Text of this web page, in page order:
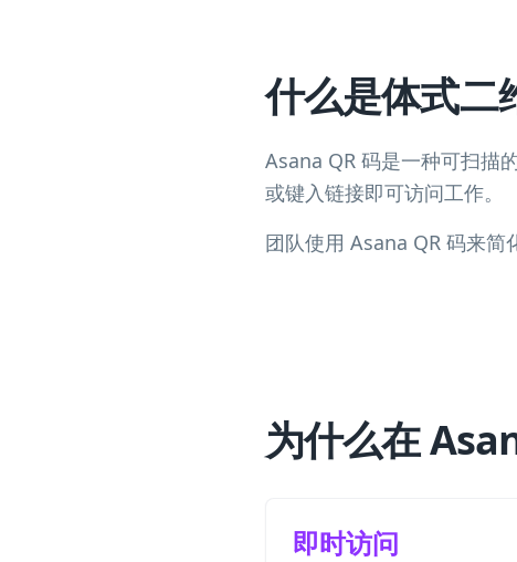
什么是体式二
Asana QR 码是一种可扫描
或键入链接即可访问工作。
团队使用 Asana QR 码来
为什么在
即时访问